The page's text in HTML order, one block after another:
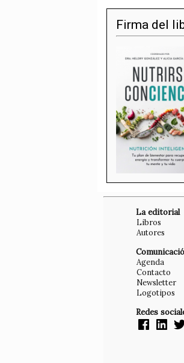
Firma del
La editorial
Libros
Autores
Agenda
Contacto
Newsletter
Logotipos
Redes